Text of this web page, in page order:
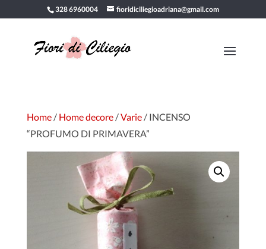
328 6960004 fioridiciliegioadriana@gmail.com
Home/ Home decore/Varie/ INCENSO
“PROFUMO DI PRIMAVERA”